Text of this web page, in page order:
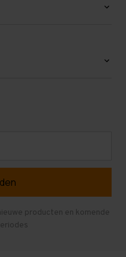
producten en komende